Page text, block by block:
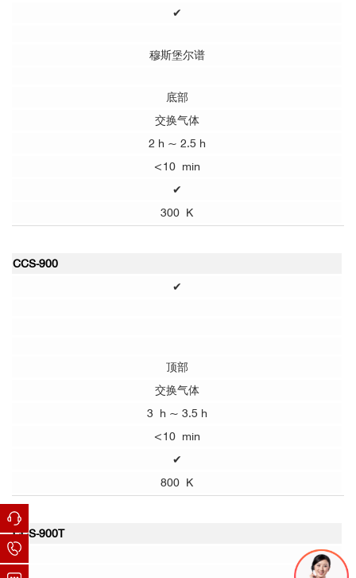
✔
穆斯堡尔谱
底部
交换气体
2 h ~ 2.5 h
<10 min
✔
300 K
CCS-900
✔
顶部
交换气体
3 h ~ 3.5 h
<10 min
✔
800 K
CCS-900T